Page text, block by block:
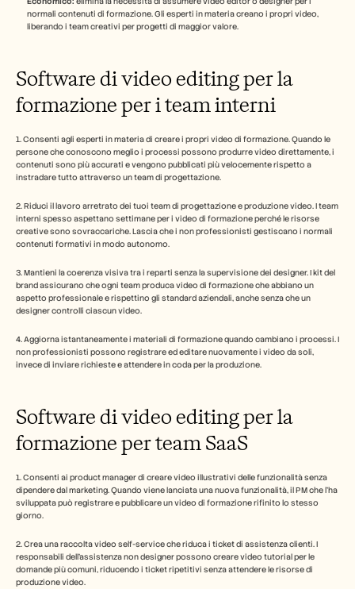
normali contenuti di formazione. Gli esperti in materia creano i propri video,
liberando i team creativi per progetti di maggior valore.
Software di video editing per la
formazione per i team interni
1. Consenti agli esperti in materia di creare i propri video di formazione. Quando le
persone che conoscono meglio i processi possono produrre video direttamente, i
contenuti sono più accurati e vengono pubblicati più velocemente rispetto a
instradare tutto attraverso un team di progettazione.
2. Riduci il lavoro arretrato dei tuoi team di progettazione e produzione video. I team
interni spesso aspettano settimane per i video di formazione perché le risorse
creative sono sovraccariche. Lascia che i non professionisti gestiscano i normali
contenuti formativi in modo autonomo.
3. Mantieni la coerenza visiva tra i reparti senza la supervisione dei designer. I kit del
brand assicurano che ogni team produca video di formazione che abbiano un
aspetto professionale e rispettino gli standard aziendali, anche senza che un
designer controlli ciascun video.
4. Aggiorna istantaneamente i materiali di formazione quando cambiano i processi. I
non professionisti possono registrare ed editare nuovamente i video da soli,
invece di inviare richieste e attendere in coda per la produzione.
Software di video editing per la
formazione per team SaaS
1. Consenti ai product manager di creare video illustrativi delle funzionalità senza
dipendere dal marketing. Quando viene lanciata una nuova funzionalità, il PM che l'ha
sviluppata può registrare e pubblicare un video di formazione rifinito lo stesso
giorno.
2. Crea una raccolta video self-service che riduca i ticket di assistenza clienti. I
responsabili dell'assistenza non designer possono creare video tutorial per le
domande più comuni, riducendo i ticket ripetitivi senza attendere le risorse di
produzione video.